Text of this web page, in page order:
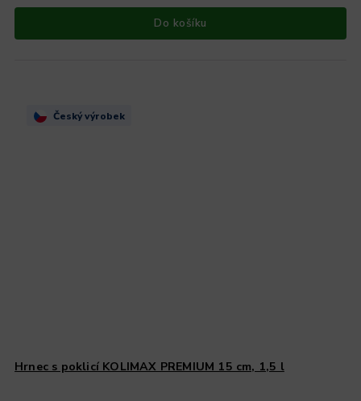
Do košíku
Český výrobek
Hrnec s poklicí KOLIMAX PREMIUM 15 cm, 1,5 l